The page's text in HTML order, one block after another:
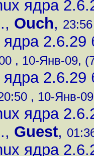
ядра
, Ouch,
ядра
, 10-Янв-09,
ядра
, 10-Янв-
ядра
, Guest,
ядра